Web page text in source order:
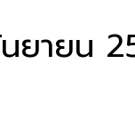
ยายน